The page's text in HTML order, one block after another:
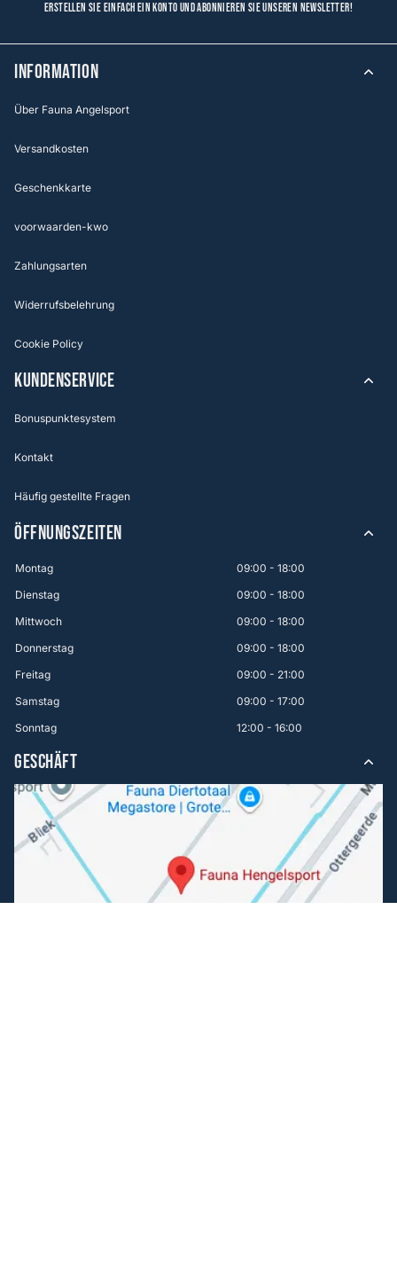
Erstellen Sie einfach ein Konto und abonnieren Sie unseren Newsletter!
Information
Über Fauna Angelsport
Versandkosten
Geschenkkarte
voorwaarden-kwo
Zahlungsarten
Widerrufsbelehrung
Cookie Policy
KUNDENSERVICE
Bonuspunktesystem
Kontakt
Häufig gestellte Fragen
ÖFFNUNGSZEITEN
Montag
09:00 - 18:00
Dienstag
09:00 - 18:00
Mittwoch
09:00 - 18:00
Donnerstag
09:00 - 18:00
Freitag
09:00 - 21:00
Samstag
09:00 - 17:00
Sonntag
12:00 - 16:00
GESCHÄFT